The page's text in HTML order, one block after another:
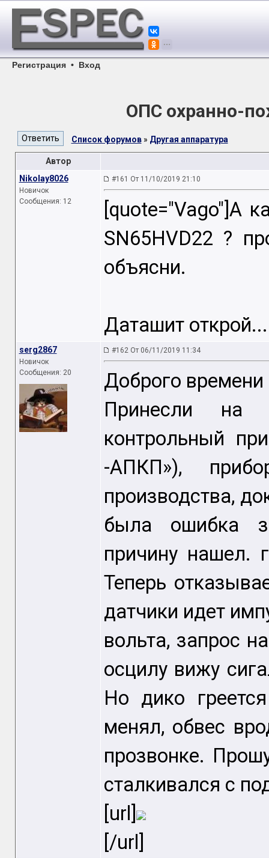
Регистрация • Вход
ОПС охранно-
Список форумов» Другая аппаратура
Автор
Nikolay8026
Новичок
Сообщения: 12
#161 От 11/10/2019 21:10
[quote="Vago"]А
SN65HVD22 ?
объясни.
Даташит открой...
serg2867
Новичок
Сообщения: 20
#162 От 06/11/2019 11:34
Доброго времени
Принесли на
контрольный
-АПКП»),
производства,
была ошибка
причину нашел.
Теперь
датчики идет
вольта, запрос
осцилу вижу
Но дико
менял, обвес
прозвонке.
сталкивался с
[url]
[/url]